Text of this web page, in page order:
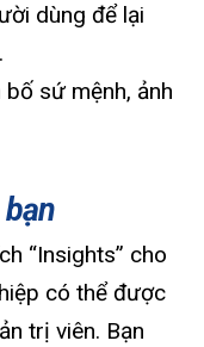
dùng để lại
sứ mệnh, ảnh
“Insights” cho
có thể được
trị viên. Bạn